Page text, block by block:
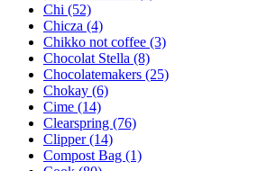
Chi (52)
Chicza (4)
Chikko not coffee (3)
Chocolat Stella (8)
Chocolatemakers (25)
Chokay (6)
Cime (14)
Clearspring (76)
Clipper(14)
Compost Bag (1)